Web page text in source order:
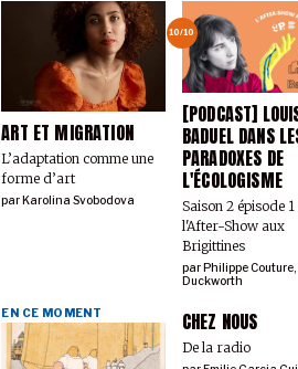
ART ET MIGRATION
L’adaptation comme une
forme d’art
parKarolina Svobodova
10/10
[PODCAST]
BADUEL DANS
PARADOXES DE
L'ÉCOLOGISME
Saison 2 épisode 1
l'After-Show aux
Brigittines
par Philippe Couture,
Duckworth
EN CE MOMENT CHEZ NOUS
De la radio